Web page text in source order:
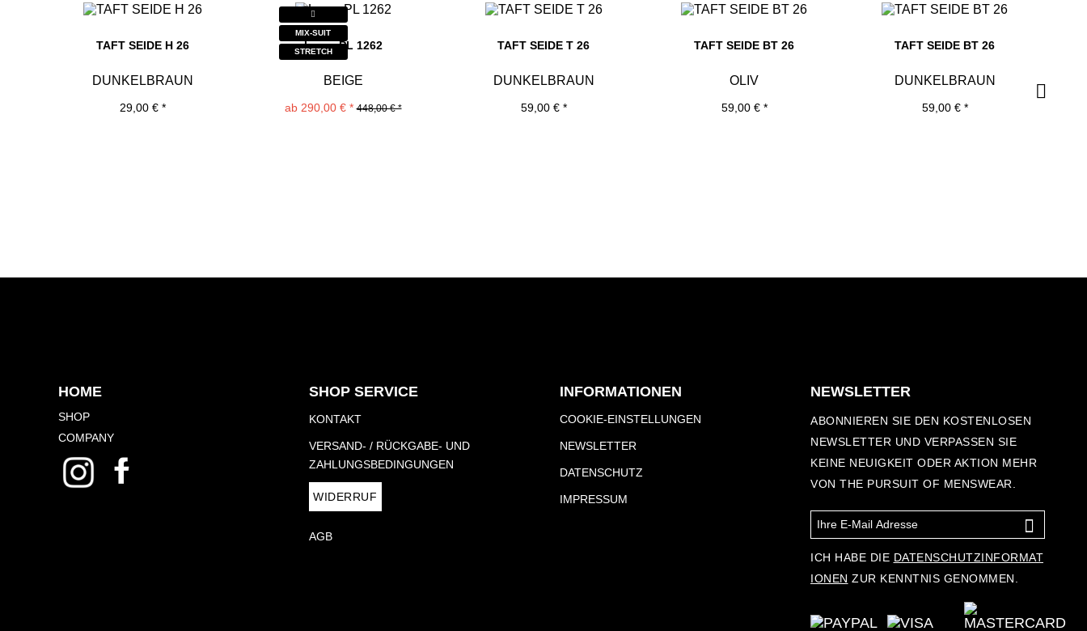
TAFT SEIDE H 26
DUNKELBRAUN
29,00 € *
MIX-SUIT
STRETCH
Larus PL 1262
BEIGE
ab 290,00 € * 448,00 € *
TAFT SEIDE T 26
DUNKELBRAUN
59,00 € *
TAFT SEIDE BT 26
OLIV
59,00 € *
TAFT SEIDE BT 26
DUNKELBRAUN
59,00 € *
HOME
SHOP
COMPANY
SHOP SERVICE
KONTAKT
VERSAND- / RÜCKGABE- UND
ZAHLUNGS­BEDINGUNGEN
WIDERRUF
AGB
INFORMATIONEN
COOKIE-EINSTELLUNGEN
NEWSLETTER
DATENSCHUTZ
IMPRESSUM
NEWSLETTER
ABONNIEREN SIE DEN KOSTENLOSEN
NEWSLETTER UND VERPASSEN SIE
KEINE NEUIGKEIT ODER AKTION MEHR
VON THE PURSUIT OF MENSWEAR.
ICH HABE DIE DATENSCHUTZINFORMAT
IONEN ZUR KENNTNIS GENOMMEN.